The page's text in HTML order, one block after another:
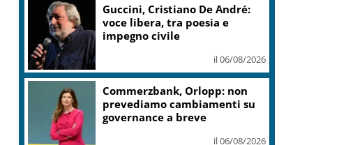
Guccini, Cristiano De André:
voce libera, tra poesia e
impegno civile
il 06/08/2026
Commerzbank, Orlopp: non
prevediamo cambiamenti su
governance a breve
il 06/08/2026